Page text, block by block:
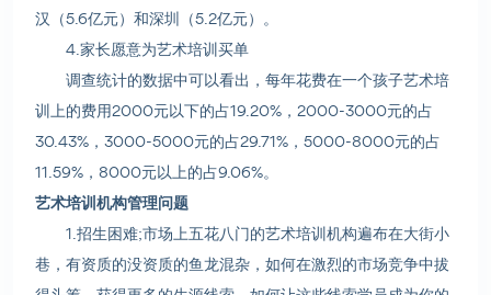
汉（5.6亿元）和深圳（5.2亿元）。
4.家长愿意为艺术培训买单
调查统计的数据中可以看出，每年花费在一个孩子艺术培
训上的费用2000元以下的占19.20%，2000-3000元的占
30.43%，3000-5000元的占29.71%，5000-8000元的占
11.59%，8000元以上的占9.06%。
艺术培训机构管理问题
1.招生困难;市场上五花八门的艺术培训机构遍布在大街小
巷，有资质的没资质的鱼龙混杂，如何在激烈的市场竞争中拔